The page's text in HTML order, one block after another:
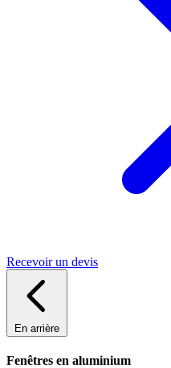
Recevoir un devis
En arrière
Fenêtres en aluminium